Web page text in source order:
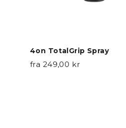
4on TotalGrip Spray
fra 249,00 kr